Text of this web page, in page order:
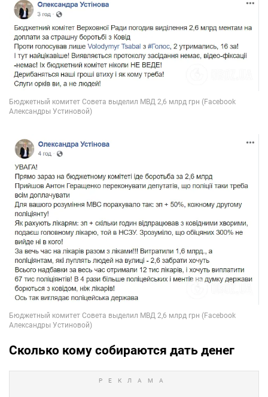
Сколько кому собираются дать денег